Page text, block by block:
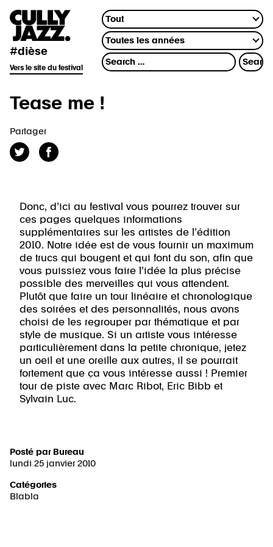
#dièse
Vers le site du festival
Tease me !
Partager
Donc, d’ici au festival vous pourrez trouver sur
ces pages quelques informations
supplémentaires sur les artistes de l’édition
2010. Notre idée est de vous fournir un maximum
de trucs qui bougent et qui font du son, afin que
vous puissiez vous faire l’idée la plus précise
possible des merveilles qui vous attendent.
Plutôt que faire un tour linéaire et chronologique
des soirées et des personnalités, nous avons
choisi de les regrouper par thématique et par
style de musique. Si un artiste vous intéresse
particulièrement dans la petite chronique, jetez
un oeil et une oreille aux autres, il se pourrait
fortement que ça vous intéresse aussi ! Premier
tour de piste avec Marc Ribot, Eric Bibb et
Sylvain Luc.
Posté par Bureau
lundi 25 janvier 2010
Catégories
Blabla